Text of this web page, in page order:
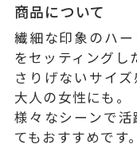
商品について
繊細な印象のハ
をセッティングし
さりげないサイ
大人の女性にも。
様々なシーンで
てもおすすめです。